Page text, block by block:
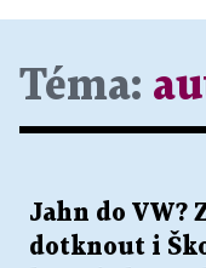
Téma:
Jahn do VW?
dotknout i